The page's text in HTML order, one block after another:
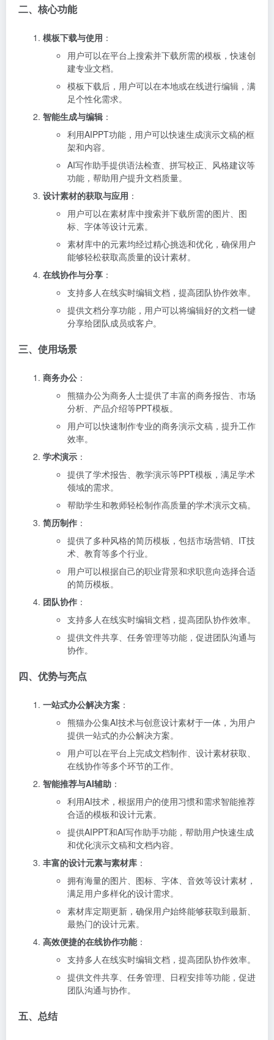
二、核心功能
模板下载与使用 ：
用户可以在平台上搜索并下载所需的模板，快速创
建专业文档。
模板下载后，用户可以在本地或在线进行编辑，满
足个性化需求。
智能生成与编辑 ：
利用AIPPT功能，用户可以快速生成演示文稿的框
架和内容。
AI写作助手提供语法检查、拼写校正、风格建议等
功能，帮助用户提升文档质量。
设计素材的获取与应用 ：
用户可以在素材库中搜索并下载所需的图片、图
标、字体等设计元素。
素材库中的元素均经过精心挑选和优化，确保用户
能够轻松获取高质量的设计素材。
在线协作与分享 ：
支持多人在线实时编辑文档，提高团队协作效率。
提供文档分享功能，用户可以将编辑好的文档一键
分享给团队成员或客户。
三、使用场景
商务办公 ：
熊猫办公为商务人士提供了丰富的商务报告、市场
分析、产品介绍等PPT模板。
用户可以快速制作专业的商务演示文稿，提升工作
效率。
学术演示 ：
提供了学术报告、教学演示等PPT模板，满足学术
领域的需求。
帮助学生和教师轻松制作高质量的学术演示文稿。
简历制作 ：
提供了多种风格的简历模板，包括市场营销、IT技
术、教育等多个行业。
用户可以根据自己的职业背景和求职意向选择合适
的简历模板。
团队协作 ：
支持多人在线实时编辑文档，提高团队协作效率。
提供文件共享、任务管理等功能，促进团队沟通与
协作。
四、优势与亮点
一站式办公解决方案 ：
熊猫办公集AI技术与创意设计素材于一体，为用户
提供一站式的办公解决方案。
用户可以在平台上完成文档制作、设计素材获取、
在线协作等多个环节的工作。
智能推荐与AI辅助 ：
利用AI技术，根据用户的使用习惯和需求智能推荐
合适的模板和设计元素。
提供AIPPT和AI写作助手功能，帮助用户快速生成
和优化演示文稿和文档内容。
丰富的设计元素与素材库 ：
拥有海量的图片、图标、字体、音效等设计素材，
满足用户多样化的设计需求。
素材库定期更新，确保用户始终能够获取到最新、
最热门的设计元素。
高效便捷的在线协作功能：
支持多人在线实时编辑文档，提高团队协作效率。
提供文件共享、任务管理、日程安排等功能，促进
团队沟通与协作。
五、总结